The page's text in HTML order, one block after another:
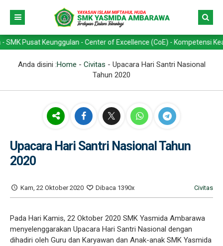
Keunggulan - Center of Excellence (CoE) - Kompetensi
Anda disini :Home - Civitas - Upacara Hari Santri Nasional
Tahun 2020
Upacara Hari Santri Nasional Tahun
2020
Kam, 22 Oktober 2020 Dibaca 1390x Civitas
Pada Hari Kamis, 22 Oktober 2020 SMK Yasmida Ambarawa
menyelenggarakan Upacara Hari Santri Nasional dengan
dihadiri oleh Guru dan Karyawan dan Anak-anak SMK Yasmida